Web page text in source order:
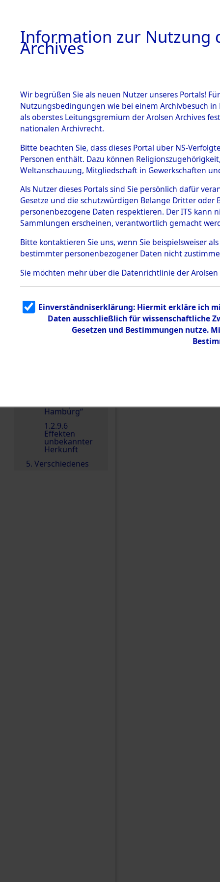
BESTÄNDE
1.
Inhaftierungsdoku
mente
1.2.9 Beim ITS
Effekten
1.2.9.1
Effekten aus
dem KZ
Dachau
1.2.9.2
Effekten aus
dem KZ
Bayerisches
1.2.9.3
Effekten aus
dem KZ
Neuengamm
Hamburg“
1.2.9.6
Effekten
unbekannter
Herkunft
5. Verschiedenes
0003
Information zur Nutzung
Archives
Wir begrüßen Sie als neuen Nutzer unseres Portals!
Nutzungsbedingungen wie bei einem Archivbesuch
als oberstes Leitungsgremium der Arolsen Archives
nationalen Archivrecht.
Bitte beachten Sie, dass dieses Portal über NS-
Personen enthält. Dazu können
Weltanschauung, Mitgliedschaft in Gewerkschaften
Als Nutzer dieses Portals sind Sie persönlich dafür
Gesetze und die schutzwürdigen Belange Dritter
personenbezogene Daten respektieren. Der ITS
Sammlungen erscheinen, verantwortlich gemacht
Bitte kontaktieren Sie uns, wenn Sie beispielsweiser
bestimmter personenbezogener Daten nicht
Sie möchten mehr über die Datenrichtlinie der Arolsen
Einverständniserklärung: Hiermit erkläre ich
Daten ausschließlich für wissenschaftliche
Gesetzen und Bestimmungen nutze.